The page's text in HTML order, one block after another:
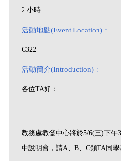
2 小時
活動地點(Event Location)：
C322
活動簡介(Introduction)：
各位TA好：
教務處教發中心將於5/6(三)下午
中說明會，請A、B、C類TA同學